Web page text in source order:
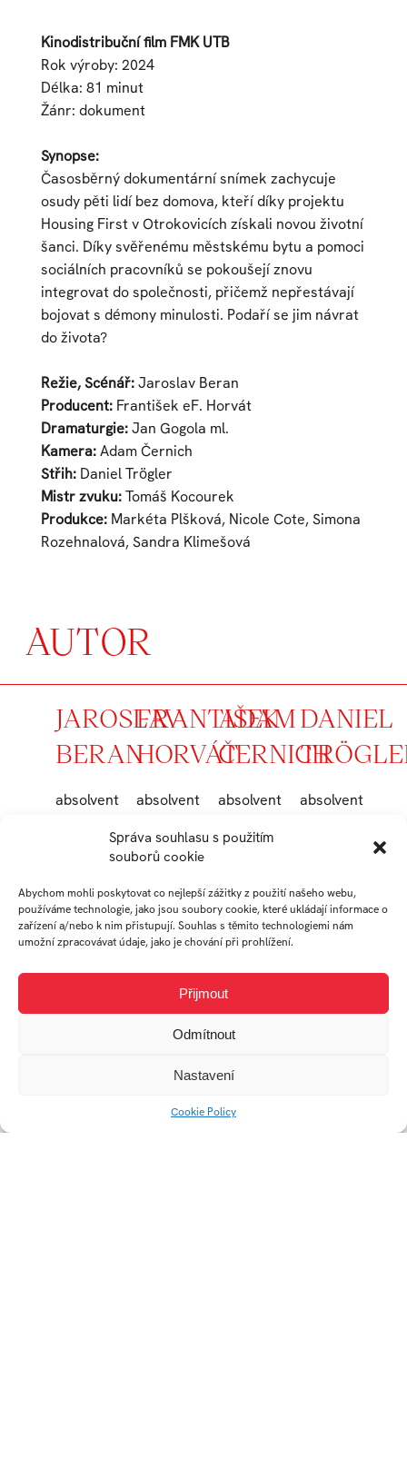
Správa souhlasu s použitím
souborů cookie
Abychom mohli poskytovat co nejlepší zážitky z použití našeho webu,
používáme technologie, jako jsou soubory cookie, které ukládají informace o
zařízení a/nebo k nim přistupují. Souhlas s těmito technologiemi nám
umožní zpracovávat údaje, jako je chování při prohlížení.
Přijmout
Odmítnout
Nastavení
Cookie Policy
Kinodistribuční film FMK UTB
Rok výroby: 2024
Délka: 81 minut
Žánr: dokument
Synopse:
Časosběrný dokumentární snímek zachycuje
osudy pěti lidí bez domova, kteří díky projektu
Housing First v Otrokovicích získali novou životní
šanci. Díky svěřenému městskému bytu a pomoci
sociálních pracovníků se pokoušejí znovu
integrovat do společnosti, přičemž nepřestávají
bojovat s démony minulosti. Podaří se jim návrat
do života?
Režie, Scénář:Jaroslav Beran
Producent:František eF. Horvát
Dramaturgie:Jan Gogola ml.
Kamera:Adam Černich
Střih:Daniel Trögler
Mistr zvuku:Tomáš Kocourek
Produkce:Markéta Plšková, Nicole Cote, Simona
Rozehnalová, Sandra Klimešová
AUTOR
JAROSLAV
BERAN
absolvent
Audiovizuální
FRANTIŠEK
HORVÁT
absolvent
Audiovizuální
ADAM
ČERNICH
absolvent
Audiovizuální
DANIEL
absolvent
Audiovizuální
TOMÁŠ
KOCOUREK
MARKÉTA
PLŠKOVÁ
absolvent
Audiovizuální
NICOLE
COTE
student
Game